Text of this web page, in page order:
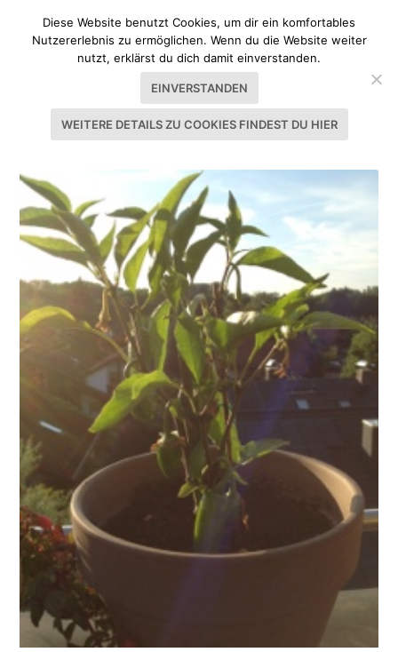
SCHLAGWORT:SCHARF
Diese Website benutzt Cookies, um dir ein komfortables
Nutzererlebnis zu ermöglichen. Wenn du die Website weiter
nutzt, erklärst du dich damit einverstanden.
EINVERSTANDEN
WEITERE DETAILS ZU COOKIES FINDEST DU HIER